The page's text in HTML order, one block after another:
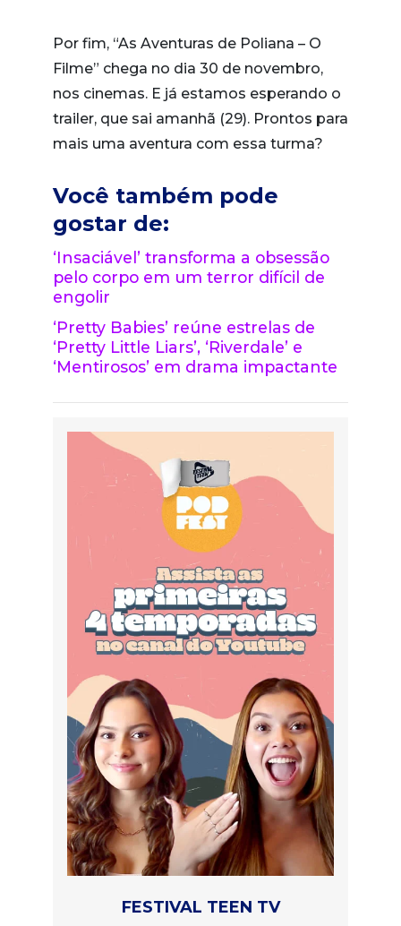
Por fim, “As Aventuras de Poliana – O
Filme” chega no dia 30 de novembro,
nos cinemas. E já estamos esperando o
trailer, que sai amanhã (29). Prontos para
mais uma aventura com essa turma?
Você também pode
gostar de:
‘Insaciável’ transforma a obsessão
pelo corpo em um terror difícil de
engolir
‘Pretty Babies’ reúne estrelas de
‘Pretty Little Liars’, ‘Riverdale’ e
‘Mentirosos’ em drama impactante
FESTIVAL TEEN TV